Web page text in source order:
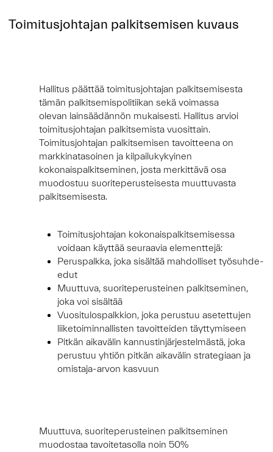
Toimitusjohtajan palkitsemisen kuvaus
Hallitus päättää toimitusjohtajan palkitsemisesta
tämän palkitsemispolitiikan sekä voimassa
olevan lainsäädännön mukaisesti. Hallitus arvioi
toimitusjohtajan palkitsemista vuosittain.
Toimitusjohtajan palkitsemisen tavoitteena on
markkinatasoinen ja kilpailukykyinen
kokonaispalkitseminen, josta merkittävä osa
muodostuu suoriteperusteisesta muuttuvasta
palkitsemisesta.
Toimitusjohtajan kokonaispalkitsemisessa
voidaan käyttää seuraavia elementtejä:
Peruspalkka, joka sisältää mahdolliset työsuhde-
edut
Muuttuva, suoriteperusteinen palkitseminen,
joka voi sisältää
Vuositulospalkkion, joka perustuu asetettujen
liiketoiminnallisten tavoitteiden täyttymiseen
Pitkän aikavälin kannustinjärjestelmästä, joka
perustuu yhtiön pitkän aikavälin strategiaan ja
omistaja-arvon kasvuun
Muuttuva, suoriteperusteinen palkitseminen
muodostaa tavoitetasolla noin 50%